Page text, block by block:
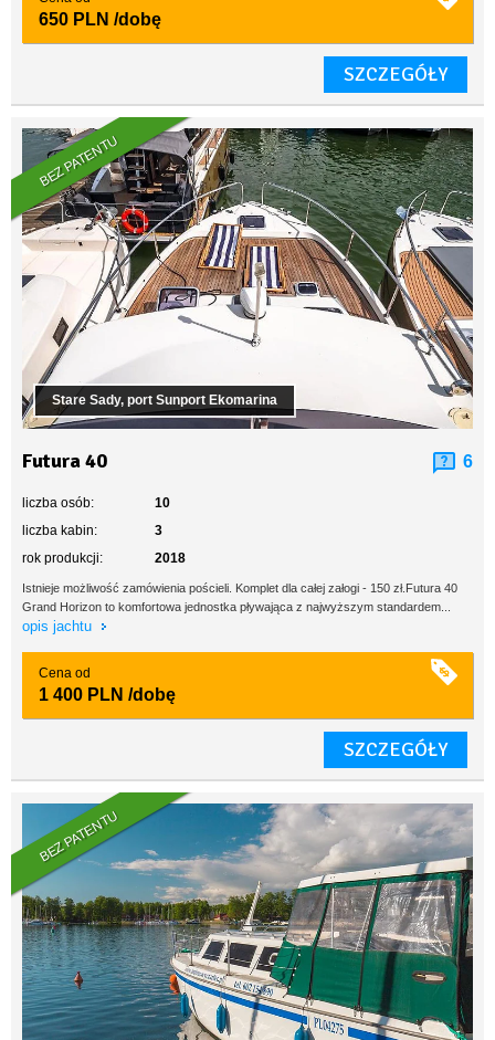
650 PLN /dobę
SZCZEGÓŁY
BEZ PATENTU
Stare Sady, port Sunport Ekomarina
Futura 40 6
liczba osób:
10
liczba kabin:
3
rok produkcji:
2018
Istnieje możliwość zamówienia pościeli. Komplet dla całej załogi - 150 zł.Futura 40
Grand Horizon to komfortowa jednostka pływająca z najwyższym standardem...
opis jachtu
Cena od
1 400 PLN /dobę
SZCZEGÓŁY
BEZ PATENTU